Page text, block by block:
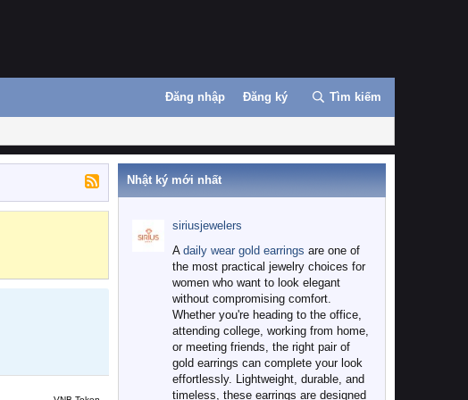
Đăng nhập Đăng ký Tìm kiếm
Nhật ký mới nhất
siriusjewelers
A daily wear gold earrings are one of
the most practical jewelry choices for
women who want to look elegant
without compromising comfort.
Whether you're heading to the office,
attending college, working from home,
or meeting friends, the right pair of
gold earrings can complete your look
effortlessly. Lightweight, durable, and
timeless, these earrings are designed